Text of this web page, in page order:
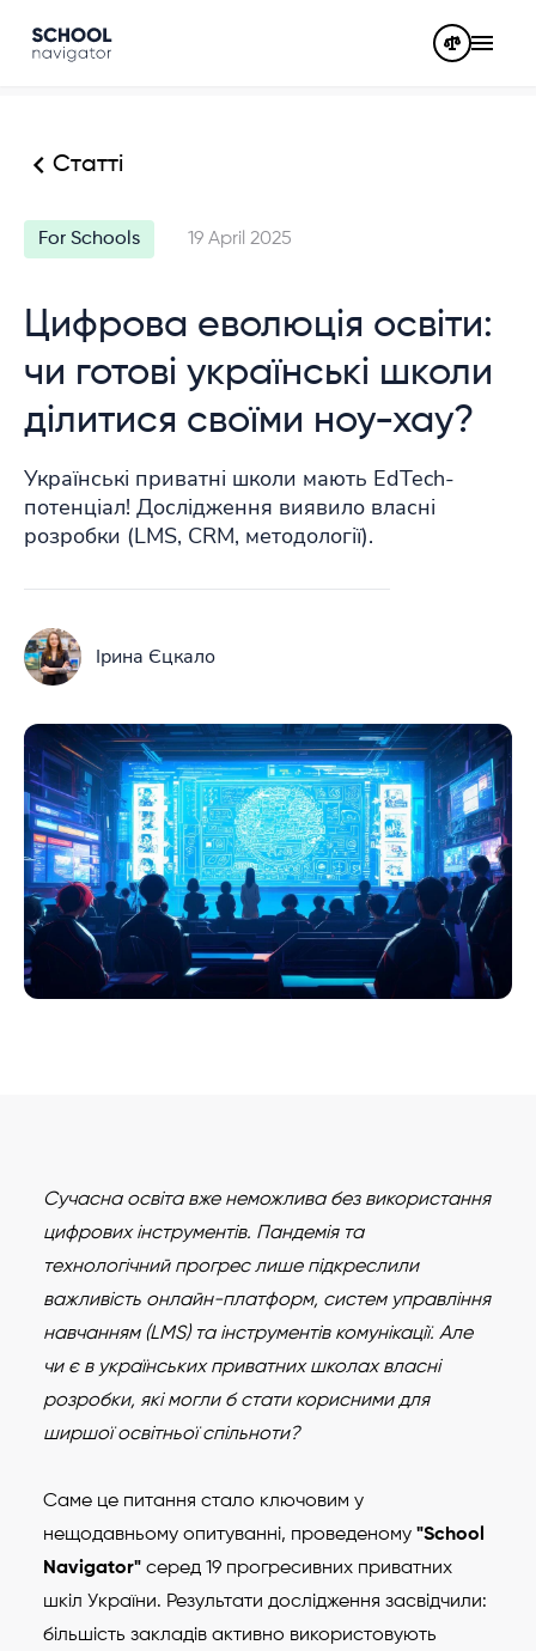
Статті
For Schools 19 April 2025
Цифрова еволюція освіти:
чи готові українські школи
ділитися своїми ноу-хау?
Українські приватні школи мають EdTech-
потенціал! Дослідження виявило власні
розробки (LMS, CRM, методології).
Ірина Єцкало
Сучасна освіта вже неможлива без використання
цифрових інструментів. Пандемія та
технологічний прогрес лише підкреслили
важливість онлайн-платформ, систем управління
навчанням (LMS) та інструментів комунікації. Але
чи є в українських приватних школах власні
розробки, які могли б стати корисними для
ширшої освітньої спільноти?
Саме це питання стало ключовим у
нещодавньому опитуванні, проведеному "School
Navigator" серед 19 прогресивних приватних
шкіл України. Результати дослідження засвідчили:
більшість закладів активно використовують